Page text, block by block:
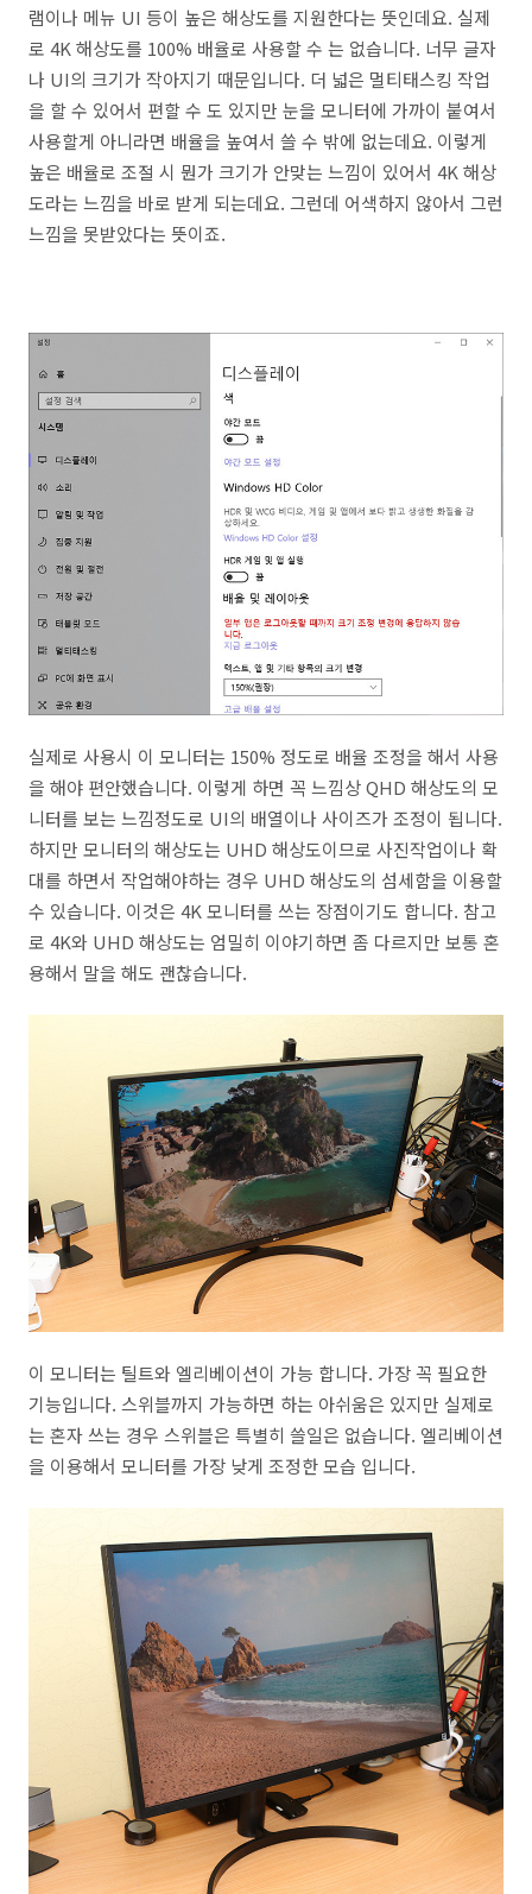
램이나 메뉴 UI 등이 높은 해상도를 지원한다는 뜻인데요. 실제
로 4K 해상도를 100% 배율로 사용할 수 는 없습니다. 너무 글자
나 UI의 크기가 작아지기 때문입니다. 더 넓은 멀티태스킹 작업
을 할 수 있어서 편할 수 도 있지만 눈을 모니터에 가까이 붙여서
사용할게 아니라면 배율을 높여서 쓸 수 밖에 없는데요. 이렇게
높은 배율로 조절 시 뭔가 크기가 안맞는 느낌이 있어서 4K 해상
도라는 느낌을 바로 받게 되는데요. 그런데 어색하지 않아서 그런
느낌을 못받았다는 뜻이죠.
실제로 사용시 이 모니터는 150% 정도로 배율 조정을 해서 사용
을 해야 편안했습니다. 이렇게 하면 꼭 느낌상 QHD 해상도의 모
니터를 보는 느낌정도로 UI의 배열이나 사이즈가 조정이 됩니다.
하지만 모니터의 해상도는 UHD 해상도이므로 사진작업이나 확
대를 하면서 작업해야하는 경우 UHD 해상도의 섬세함을 이용할
수 있습니다. 이것은 4K 모니터를 쓰는 장점이기도 합니다. 참고
로 4K와 UHD 해상도는 엄밀히 이야기하면 좀 다르지만 보통 혼
용해서 말을 해도 괜찮습니다.
이 모니터는 틸트와 엘리베이션이 가능 합니다. 가장 꼭 필요한
기능입니다. 스위블까지 가능하면 하는 아쉬움은 있지만 실제로
는 혼자 쓰는 경우 스위블은 특별히 쓸일은 없습니다. 엘리베이션
을 이용해서 모니터를 가장 낮게 조정한 모습 입니다.